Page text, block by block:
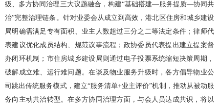
级、多方协同治理三大议题融合，构建“基础搭建—服务提质—协同共
治”完整治理链条。针对业委会从成立到高效，港北区住房和城乡建设
局明确需满足专有面积、业主人数超过三分之二等法定条件；律师代
表建议优化成员结构、规范议事流程；政协委员代表提出建立提案督
办闭环机制；市住房城乡建设局则通过电子投票系统缩短决策周期，
破解成立难、运行难问题。在谈及物业服务升级时，各方倡导物业公
司跳出传统服务模式，建立“服务清单+业主评价”机制，推动从被动服
务向主动共治转型。在多方协同治理方面，与会人员达成共识，将以